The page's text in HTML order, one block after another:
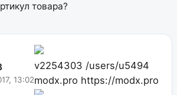
товара?
13:02
v2254303 /users/u5494
modx.pro https://modx.pro